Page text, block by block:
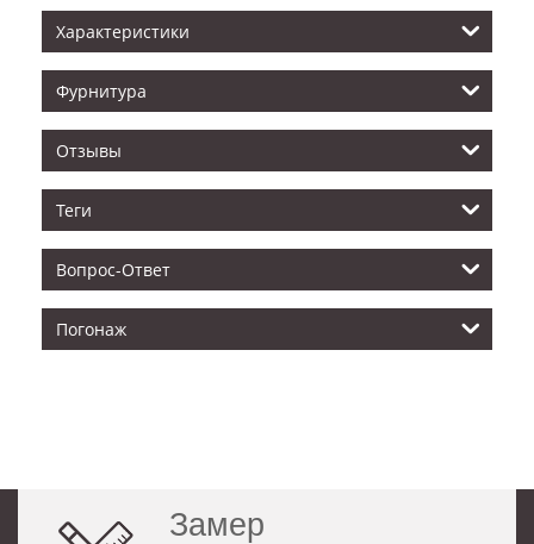
Характеристики
Фурнитура
Отзывы
Теги
Вопрос-Ответ
Погонаж
Замер